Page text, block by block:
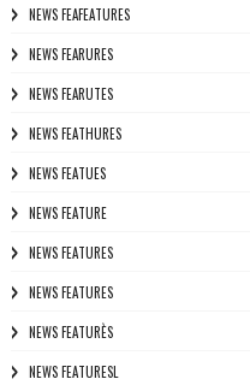
NEWS FEAFEATURES
NEWS FEARURES
NEWS FEARUTES
NEWS FEATHURES
NEWS FEATUES
NEWS FEATURE
NEWS FEATURES
NEWS FEATURES
NEWS FEATURÈS
NEWS FEATURESL